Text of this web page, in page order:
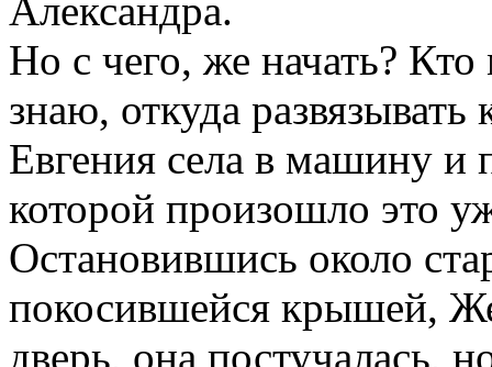
Александра.
Но с чего, же начать?
знаю, откуда развязывать
Евгения села в машину и
которой произошло это
Остановившись около
покосившейся крышей,
дверь, она постучалась,